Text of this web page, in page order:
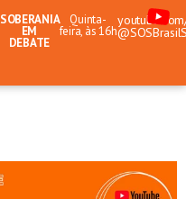
SOBERANIA
EM
DEBATE
Quinta-
feira, às 16h